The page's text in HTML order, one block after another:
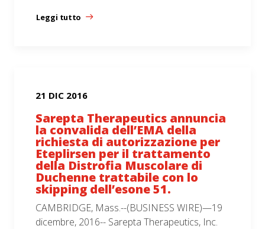
Leggi tutto
21 DIC 2016
Sarepta Therapeutics annuncia
la convalida dell’EMA della
richiesta di autorizzazione per
Eteplirsen per il trattamento
della Distrofia Muscolare di
Duchenne trattabile con lo
skipping dell’esone 51.
CAMBRIDGE, Mass.--(BUSINESS WIRE)—19
dicembre, 2016-- Sarepta Therapeutics, Inc.